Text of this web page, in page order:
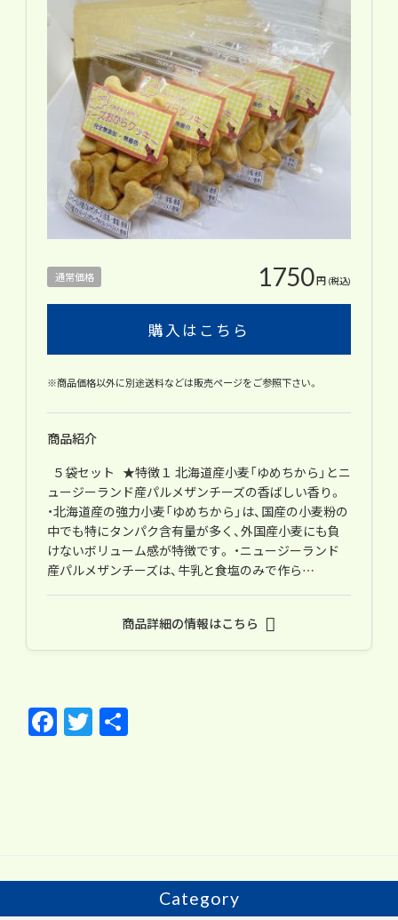
通常価格 1750円 (税込)
購入はこちら
※商品価格以外に別途送料などは販売ページをご参照下さい。
商品紹介
５袋セット ★特徴１ 北海道産小麦「ゆめちから」とニ
ュージーランド産パルメザンチーズの香ばしい香り。
・北海道産の強力小麦「ゆめちから」は、国産の小麦粉の
中でも特にタンパク含有量が多く、外国産小麦にも負
けないボリューム感が特徴です。 ・ニュージーランド
産パルメザンチーズは、牛乳と食塩のみで作ら…
商品詳細の情報はこちら
F
ac
k
T
w
Category